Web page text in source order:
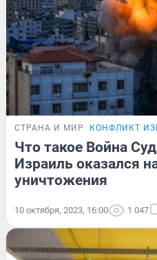
СТРАНА И МИР КОНФЛИКТ
Что такое Война
Израиль оказался
уничтожения
10 октября, 2023, 16:00 1 047